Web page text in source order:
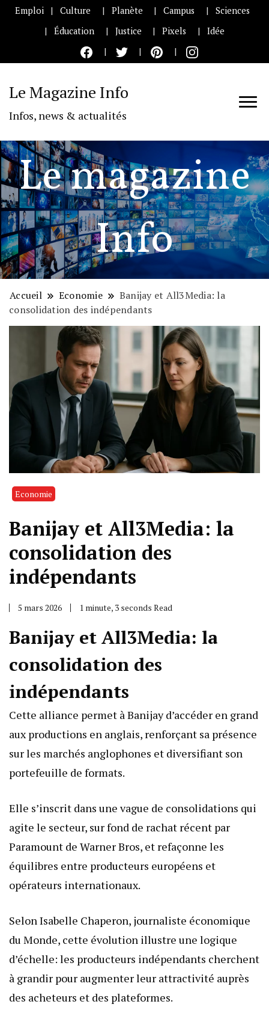
Emploi Culture Planète Campus
Sciences
Éducation
Justice Pixels Idée
Le Magazine Info
Infos, news & actualités
Le magazine
Info
Accueil Economie
Banijay et All3Media: la
consolidation des indépendants
Economie
Banijay et All3Media: la
consolidation des
indépendants
5 mars 2026 1 minute, 3 seconds Read
Banijay et All3Media: la
consolidation des
indépendants
Cette alliance permet à Banijay d’accéder en grand
aux productions en anglais, renforçant sa présence
sur les marchés anglophones et diversifiant son
portefeuille de formats.
Elle s’inscrit dans une vague de consolidations qui
agite le secteur, sur fond de rachat récent par
Paramount de Warner Bros, et refaçonne les
équilibres entre producteurs européens et
opérateurs internationaux.
Selon Isabelle Chaperon, journaliste économique
du Monde, cette évolution illustre une logique
d’échelle: les producteurs indépendants cherchent
à grandir pour augmenter leur attractivité auprès
des acheteurs et des plateformes.